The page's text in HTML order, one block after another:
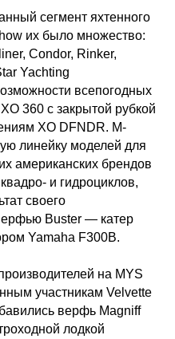
сегмент яхтенного
их было множество:
Condor, Rinker,
Yachting
всепогодных
360 с закрытой рубкой
XO DFNDR. M-
линейку моделей для
американских брендов
и гидроциклов,
своего
Buster — катер
Yamaha F300B.
на MYS
участникам Velvette
верфь Magniff
лодкой